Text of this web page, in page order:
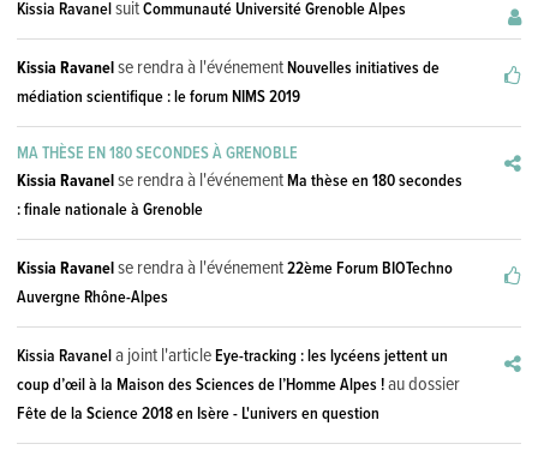
Kissia RavanelsuitCommunauté Université Grenoble Alpes
Kissia Ravanelse rendra à l'événementNouvelles initiatives de
médiation scientifique : le forum NIMS 2019
MA THÈSE EN 180 SECONDES À GRENOBLE
Kissia Ravanelse rendra à l'événementMa thèse en 180 secondes
: finale nationale à Grenoble
Kissia Ravanelse rendra à l'événement22ème Forum BIOTechno
Auvergne Rhône-Alpes
Kissia Ravanela joint l'articleEye-tracking : les lycéens jettent un
coup d’œil à la Maison des Sciences de l’Homme Alpes !au dossier
Fête de la Science 2018 en Isère - L'univers en question